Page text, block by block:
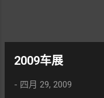
2009车展
- 四月 29, 2009